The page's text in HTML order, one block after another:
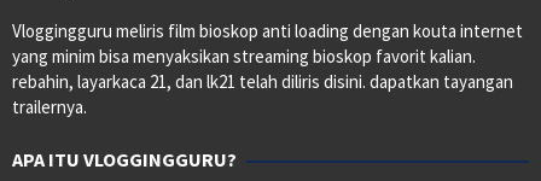
Vloggingguru meliris film bioskop anti loading dengan kouta internet
yang minim bisa menyaksikan streaming bioskop favorit kalian.
rebahin, layarkaca 21, dan lk21 telah diliris disini. dapatkan tayangan
trailernya.
APA ITU VLOGGINGGURU?